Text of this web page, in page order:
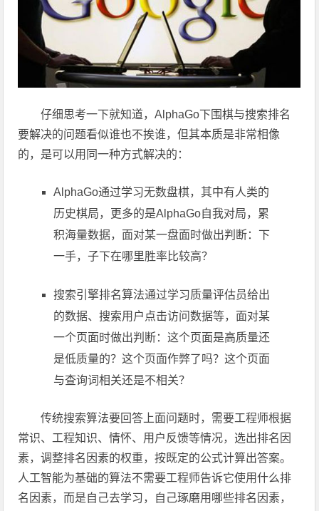
仔细思考一下就知道，AlphaGo下围棋与搜索排名
要解决的问题看似谁也不挨谁，但其本质是非常相像
的，是可以用同一种方式解决的：
AlphaGo通过学习无数盘棋，其中有人类的
历史棋局，更多的是AlphaGo自我对局，累
积海量数据，面对某一盘面时做出判断：下
一手，子下在哪里胜率比较高？
搜索引擎排名算法通过学习质量评估员给出
的数据、搜索用户点击访问数据等，面对某
一个页面时做出判断：这个页面是高质量还
是低质量的？这个页面作弊了吗？这个页面
与查询词相关还是不相关？
传统搜索算法要回答上面问题时，需要工程师根据
常识、工程知识、情怀、用户反馈等情况，选出排名因
素，调整排名因素的权重，按既定的公式计算出答案。
人工智能为基础的算法不需要工程师告诉它使用什么排
名因素，而是自己去学习，自己琢磨用哪些排名因素，